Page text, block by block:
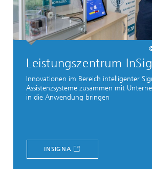
Leistungszentrum
Innovationen im Bereich intelligenter
Assistenzsysteme zusammen mit
in die Anwendung bringen
INSIGNA